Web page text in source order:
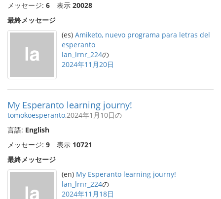
メッセージ: 6 表示 20028
最終メッセージ
(es) Amiketo, nuevo programa para letras del
esperanto
lan_lrnr_224の
2024年11月20日
My Esperanto learning journy!
tomokoesperanto,2024年1月10日の
言語: English
メッセージ: 9 表示 10721
最終メッセージ
(en) My Esperanto learning journy!
lan_lrnr_224の
2024年11月18日